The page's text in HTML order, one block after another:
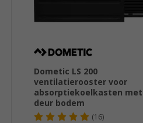
Dometic LS 200
ventilatierooster voor
absorptiekoelkasten met
deur bodem
(16)